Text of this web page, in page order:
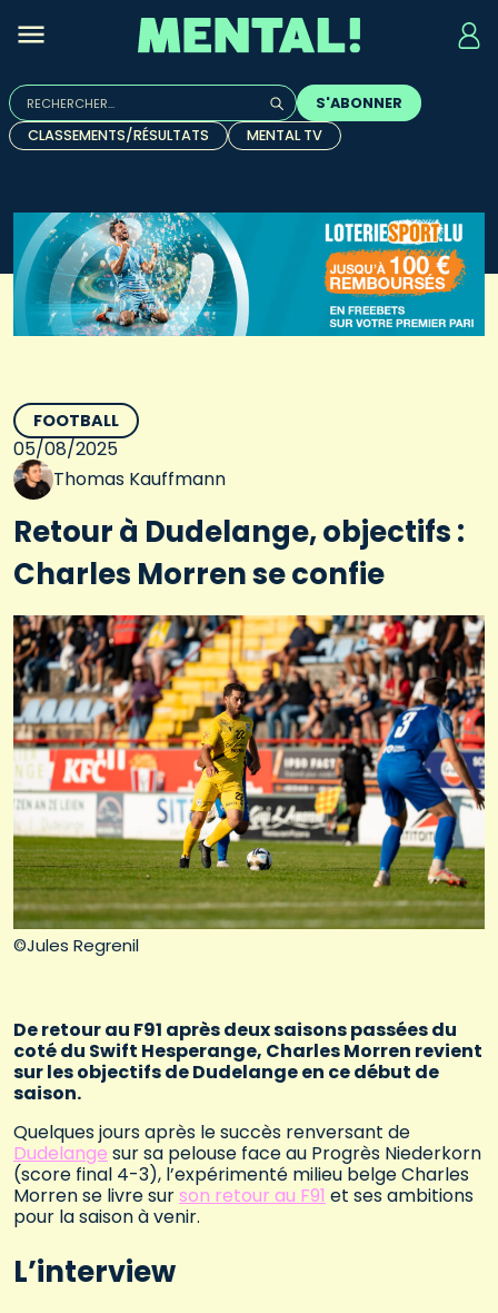
Rechercher :
Quand les résultats de l'auto-complétion sont
S'ABONNER
CLASSEMENTS/RÉSULTATS
MENTAL TV
©Jules Regrenil
FOOTBALL
05/08/2025
Thomas Kauffmann
Retour à Dudelange, objectifs :
Charles Morren se confie
De retour au F91 après deux saisons passées du
coté du Swift Hesperange, Charles Morren revient
sur les objectifs de Dudelange en ce début de
saison.
Quelques jours après le succès renversant de
Dudelange sur sa pelouse face au Progrès Niederkorn
(score final 4-3), l’expérimenté milieu belge Charles
Morren se livre surson retour au F91 et ses ambitions
pour la saison à venir.
L’interview